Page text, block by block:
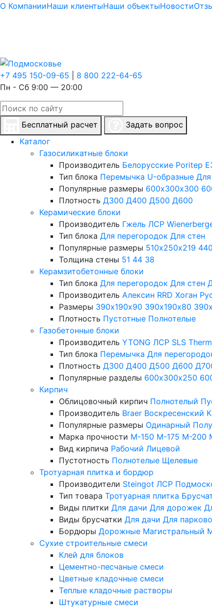
О КомпанииНаши клиентыНаши объектыНовости
+7 495 150-09-65
8 800 222-64-65
Пн - Сб 9:00 — 20:00
Бесплатный расчет
Задать вопрос
Каталог
Газосиликатные блоки
Производитель Белорусские Poritep
Тип блока Перемычка U-образные
Популярные размеры 600х300х300
Плотность Д300 Д400 Д500 Д600
Керамические блоки
Производитель Гжель ЛСР
Тип блока Для перегородок Для стен
Популярные размеры 510х250х219
Толщина стены 51 44 38
Керамзитобетонные блоки
Тип блока Для перегородок Для стен
Производитель Алексин RRD Хоган
Размеры 390х190х90 390х190х80
Плотность Пустотные Полнотелые
Газобетонные блоки
Производитель YTONG ЛСР SLS
Тип блока Перемычка Для
Плотность Д300 Д400 Д500 Д600
Популярные разделы 600х300х250
Кирпич
Облицовочный кирпич Полнотелый
Производитель Braer Воскресенский
Популярные размеры Одинарный
Марка прочности М-150 М-175 М-200
Вид кирпича Рабочий Лицевой
Пустотность Полнотелые Щелевые
Тротуарная плитка и бордюр
Производители Steingot ЛСР
Тип товара Тротуарная плитка
Виды плитки Для дачи Для дорожек
Виды брусчатки Для дачи Для
Бордюры Дорожные Магистральный
Сухие строительные смеси
Клей для блоков
Цементно-песчаные смеси
Цветные кладочные смеси
Теплые кладочные растворы
Штукатурные смеси